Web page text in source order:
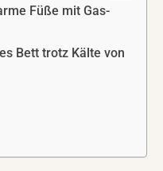
Füße mit Gas-
Bett trotz Kälte von